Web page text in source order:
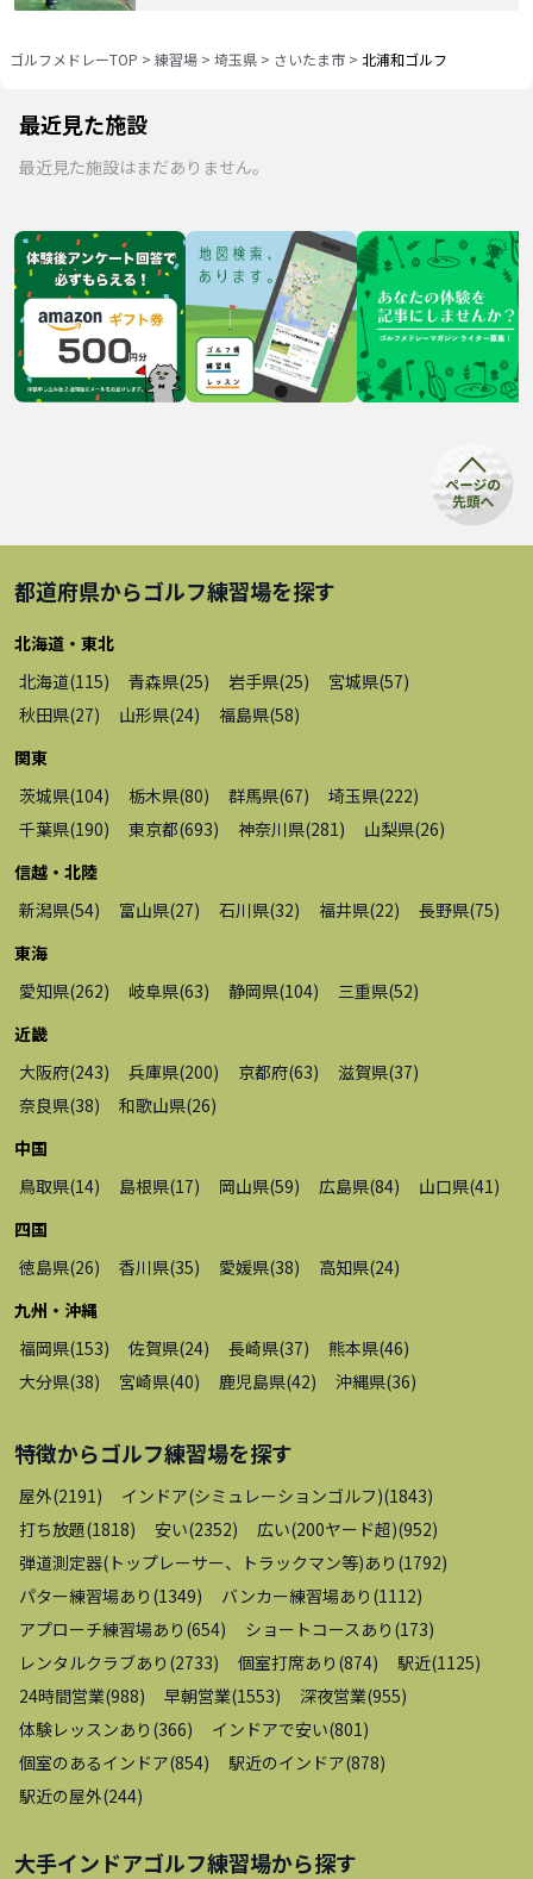
ゴルフメドレーTOP > 練習場 > 埼玉県 > さいたま市 > 北浦和ゴルフ
最近見た施設
最近見た施設はまだありません。
都道府県からゴルフ練習場を探す
北海道・東北
北海道(115) 青森県(25) 岩手県(25) 宮城県(57)
秋田県(27) 山形県(24) 福島県(58)
関東
茨城県(104) 栃木県(80) 群馬県(67) 埼玉県(222)
千葉県(190) 東京都(693) 神奈川県(281 ) 山梨県(26)
信越・北陸
新潟県(54) 富山県(27) 石川県(32) 福井県(22) 長野県(75)
東海
愛知県(262) 岐阜県(63) 静岡県(104) 三重県(52)
近畿
大阪府(243) 兵庫県(200) 京都府(63) 滋賀県(37)
奈良県(38) 和歌山県(26)
中国
鳥取県(14) 島根県(17) 岡山県(59) 広島県(84) 山口県(41 )
四国
徳島県(26) 香川県(35) 愛媛県(38) 高知県(24)
九州・沖縄
福岡県(153) 佐賀県(24) 長崎県(37) 熊本県(46)
大分県(38) 宮崎県(40) 鹿児島県(42) 沖縄県(36)
特徴からゴルフ練習場を探す
屋外(2191 ) インドア(シミュレーションゴルフ)(1843)
打ち放題(1818) 安い(2352) 広い(200ヤード超)(952)
弾道測定器(トップレーサー、トラックマン等)あり (1792)
パター練習場あり (1349) バンカー練習場あり (1112)
アプローチ練習場あり (654) ショートコースあり (173)
レンタルクラブあり (2733) 個室打席あり (874) 駅近(1125)
24時間営業(988) 早朝営業(1553) 深夜営業(955)
体験レッスンあり (366) インドアで安い(801 )
個室のあるインドア(854) 駅近のインドア(878)
駅近の屋外(244)
大手インドアゴルフ練習場から探す